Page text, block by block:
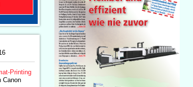
Printing
Canon